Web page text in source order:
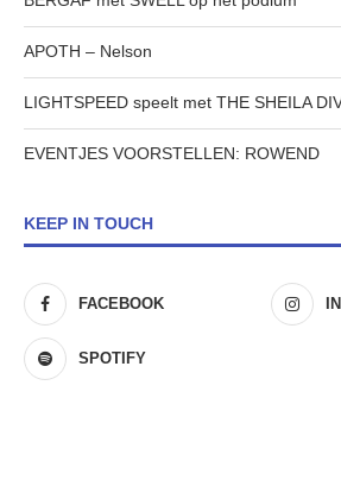
APOTH – Nelson
LIGHTSPEED speelt met THE SHEILA
EVENTJES VOORSTELLEN: ROWEND
KEEP IN TOUCH
FACEBOOK
SPOTIFY